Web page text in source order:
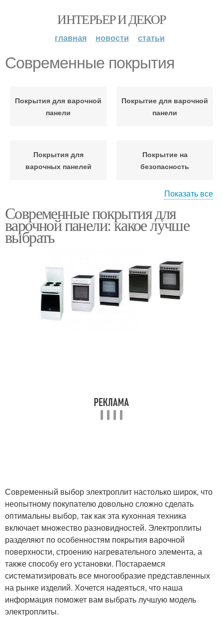
ИНТЕРЬЕР И ДЕКОР
главная новости статьи
Современные покрытия
Покрытия для варочной
панели
Покрытие для варочной
панели
Покрытия для
варочных панелей
Покрытие на
безопасность
Покрытие из ламината Покрытие из дерева
энергопотребление
Показать все
Современные покрытия для
варочной панели: какое лучше
выбрать
Современный выбор электроплит настолько широк, что
неопытному покупателю довольно сложно сделать
оптимальны выбор, так как эта кухонная техника
включает множество разновидностей. Электроплиты
разделяют по особенностям покрытия варочной
поверхности, строению нагревательного элемента, а
также способу его установки. Постараемся
систематизировать все многообразие представленных
на рынке изделий. Хочется надеяться, что наша
информация поможет вам выбрать лучшую модель
электроплиты.